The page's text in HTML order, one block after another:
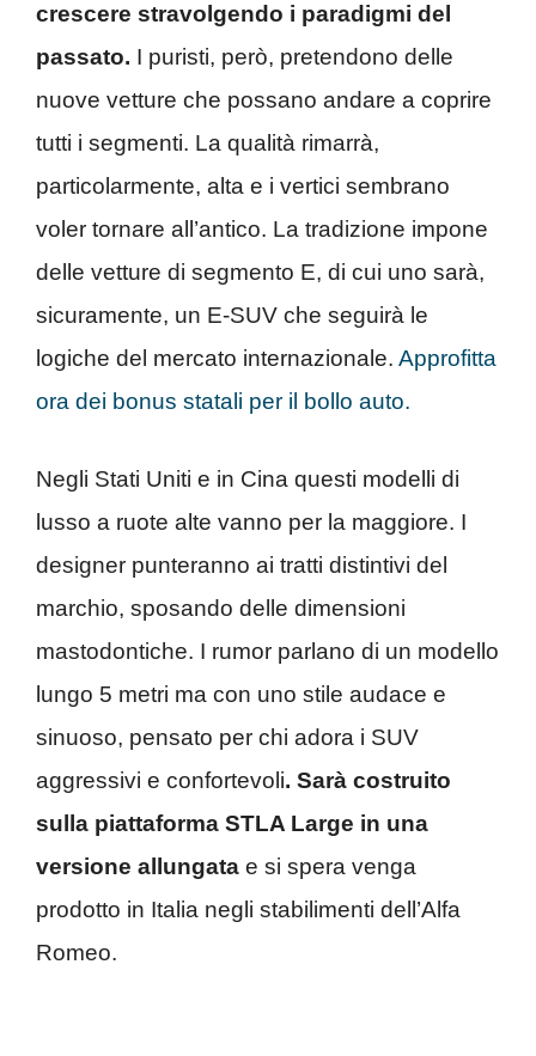
crescere stravolgendo i paradigmi del
passato. I puristi, però, pretendono delle
nuove vetture che possano andare a coprire
tutti i segmenti. La qualità rimarrà,
particolarmente, alta e i vertici sembrano
voler tornare all’antico. La tradizione impone
delle vetture di segmento E, di cui uno sarà,
sicuramente, un E-SUV che seguirà le
logiche del mercato internazionale. Approfitta
ora dei bonus statali per il bollo auto.
Negli Stati Uniti e in Cina questi modelli di
lusso a ruote alte vanno per la maggiore. I
designer punteranno ai tratti distintivi del
marchio, sposando delle dimensioni
mastodontiche. I rumor parlano di un modello
lungo 5 metri ma con uno stile audace e
sinuoso, pensato per chi adora i SUV
aggressivi e confortevoli. Sarà costruito
sulla piattaforma STLA Large in una
versione allungata e si spera venga
prodotto in Italia negli stabilimenti dell’Alfa
Romeo.